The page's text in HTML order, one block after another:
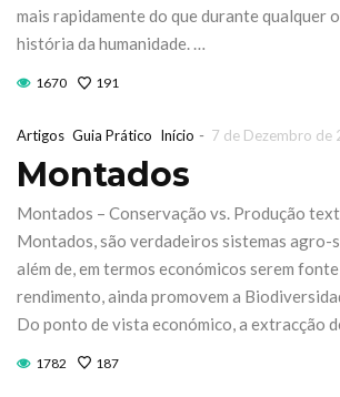
27 de Julho de 2026
mais rapidamente do que durante qualquer
história da humanidade. …
1670 191
Artigos Guia Prático Início - 7 de Dezembro de
Montados
Montados – Conservação vs. Produção
Montados, são verdadeiros sistemas
além de, em termos económicos serem
rendimento, ainda promovem a
Do ponto de vista económico, a extracção
1782 187